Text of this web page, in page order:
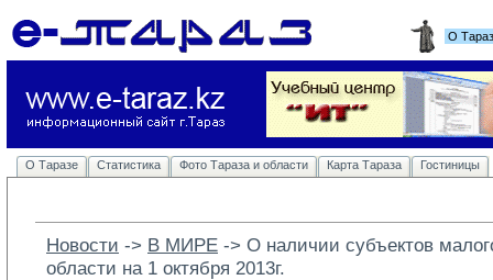
О
О Таразе Статистика Фото Тараза и области Карта Тараза Гостиницы
Новости -> В МИРЕ -> О наличии субъектов
области на 1 октября 2013г.